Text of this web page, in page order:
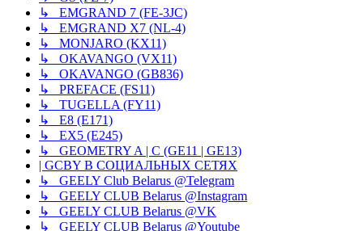
↳ EMGRAND 7 (FE-3JC)
↳ EMGRAND X7 (NL-4)
↳ MONJARO (KX11)
↳ OKAVANGO (VX11)
↳ OKAVANGO (GB836)
↳ PREFACE (FS11)
↳ TUGELLA (FY11)
↳ E8 (E171)
↳ EX5 (E245)
↳ GEOMETRY A | C (GE11 | GE13)
| GCBY В СОЦИАЛЬНЫХ СЕТЯХ
↳ GEELY Club Belarus @Telegram
↳ GEELY CLUB Belarus @Instagram
↳ GEELY CLUB Belarus @VK
↳ GEELY CLUB Belarus @Youtube